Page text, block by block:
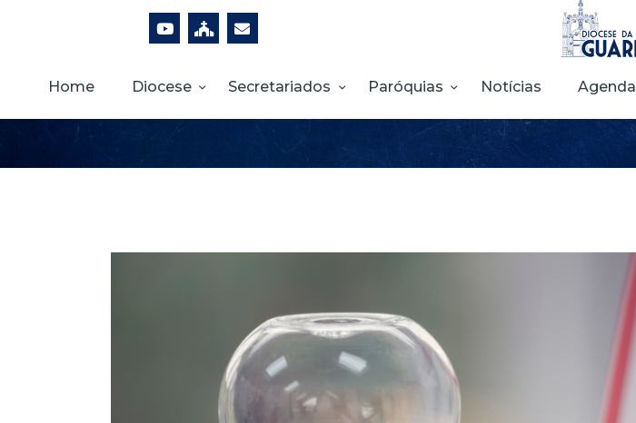
Home Diocese Secretariados Paróquias Notícias Agenda
PARÓQUIAS
SENTIR COM A
IGREJA
CONTACTOS